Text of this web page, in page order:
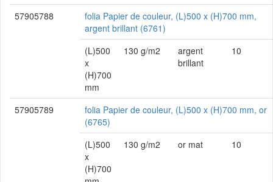
57905788
folia Papier de couleur, (L)500 x (H)700 mm,
argent brillant (6761)
(L)500
x
(H)700
mm
130 g/m2
argent
brillant
10
57905789
folia Papier de couleur, (L)500 x (H)700 mm, or
(6765)
(L)500
x
(H)700
130 g/m2 or mat 10